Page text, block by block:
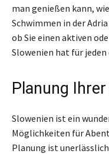
man genießen kann,
Schwimmen in der
ob Sie einen aktiven
Slowenien hat für
Planung
Slowenien ist ein
Möglichkeiten für
Planung ist